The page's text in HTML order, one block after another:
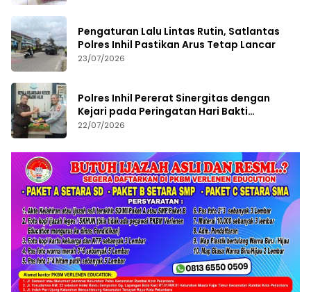
Pengaturan Lalu Lintas Rutin, Satlantas
Polres Inhil Pastikan Arus Tetap Lancar
23/07/2026
Polres Inhil Pererat Sinergitas dengan
Kejari pada Peringatan Hari Bakti
Adhyaksa ke-66
22/07/2026